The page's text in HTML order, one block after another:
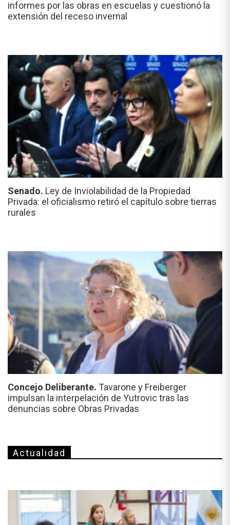
informes por las obras en escuelas y cuestionó la
extensión del receso invernal
Senado. Ley de Inviolabilidad de la Propiedad
Privada: el oficialismo retiró el capítulo sobre tierras
rurales
Concejo Deliberante. Tavarone y Freiberger
impulsan la interpelación de Yutrovic tras las
denuncias sobre Obras Privadas
Actualidad